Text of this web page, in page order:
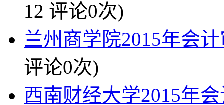
12 评论0次)
兰州商学院2015年会
评论0次)
西南财经大学2015年